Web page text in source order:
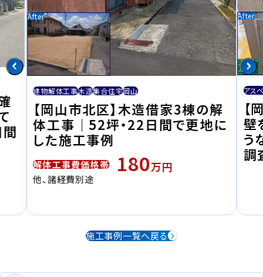
建物解体工事木造集合住宅岡山
【岡山市北区】木造借家3棟の解
体工事｜52坪・22日間で更地に
した施工事例
解体工事費価格帯 180万円
他、諸経費別途
アス
【
壁
う
調
施工事例一覧へ戻る